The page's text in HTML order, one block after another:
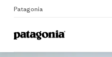
Patagonia
Home